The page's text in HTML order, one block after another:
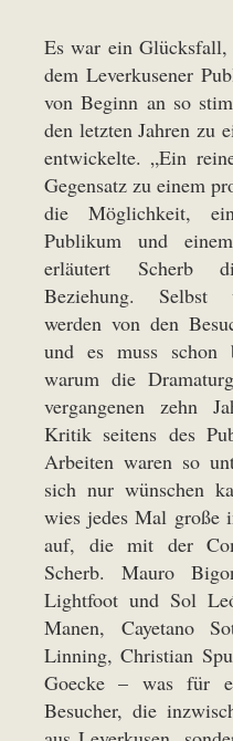
Es war ein Glücksfall,
dem Leverkusener
von Beginn an so
den letzten Jahren zu
entwickelte. „Ein
Gegensatz zu einem
die Möglichkeit,
Publikum und
erläutert Scherb
Beziehung. Selbst
werden von den
und es muss schon
warum die
vergangenen zehn
Kritik seitens des
Arbeiten waren so
sich nur wünschen
wies jedes Mal große
auf, die mit der
Scherb. Mauro
Lightfoot und Sol
Manen, Cayetano
Linning, Christian
Goecke – was für
Besucher, die